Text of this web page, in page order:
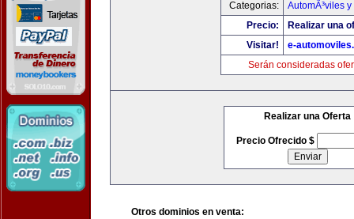
Categorias:
AutomÃ³viles
Precio:
Realizar una
Visitar!
e-
Serán consideradas
Realizar una Oferta
Precio Ofrecido $
Otros dominios en venta: